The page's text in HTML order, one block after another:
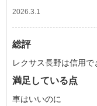
2026.3.1
総評
レクサス長野は信用で
満足している点
車はいいのに